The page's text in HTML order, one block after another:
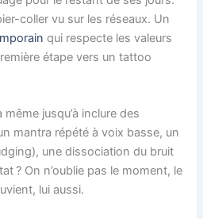
coller vu sur les réseaux. Un
qui respecte les valeurs
étape vers un tattoo
jusqu’à inclure des
mantra répété à voix basse, un
une dissociation du bruit
? On n’oublie pas le moment, le
lui aussi.